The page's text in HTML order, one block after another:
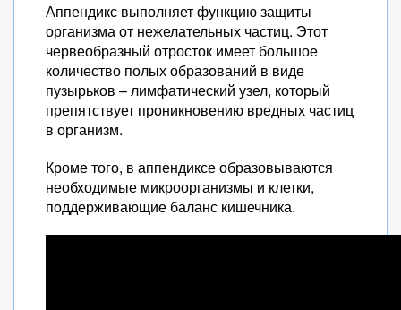
Аппендикс выполняет функцию защиты
организма от нежелательных частиц. Этот
червеобразный отросток имеет большое
количество полых образований в виде
пузырьков – лимфатический узел, который
препятствует проникновению вредных частиц
в организм.
Кроме того, в аппендиксе образовываются
необходимые микроорганизмы и клетки,
поддерживающие баланс кишечника.